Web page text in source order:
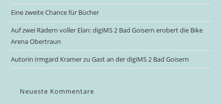
Eine zweite Chance für Bücher
Auf zwei Rädern voller Elan: digiMS 2 Bad Goisern erobert die Bike
Arena Obertraun
Autorin Irmgard Kramer zu Gast an der digiMS 2 Bad Goisern
Neueste Kommentare